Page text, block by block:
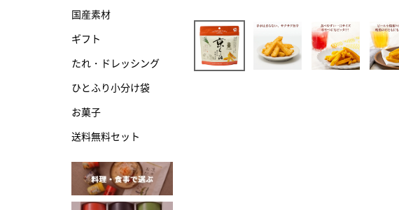
国産素材
ギフト
たれ・ドレッシング
ひとふり小分け袋
お菓子
送料無料セット